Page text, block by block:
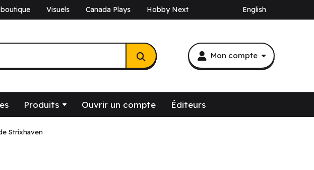
Visuels Canada Plays Hobby Next English
Mon compte
Produits Ouvrir un compte Éditeurs
Strixhaven